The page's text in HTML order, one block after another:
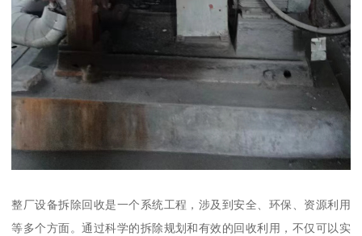
整厂设备拆除回收是一个系统工程，涉及到安全、环保、资源利用
等多个方面。通过科学的拆除规划和有效的回收利用，不仅可以实